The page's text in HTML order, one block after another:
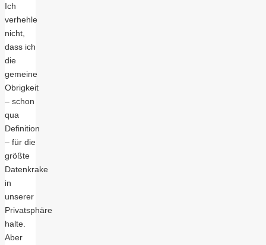
Ich
verhehle
nicht,
dass ich
die
gemeine
Obrigkeit
– schon
qua
Definition
– für die
größte
Datenkrake
in
unserer
Privatsphäre
halte.
Aber